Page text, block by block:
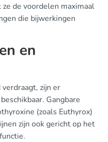
de voordelen maximaal
die bijwerkingen
en
zijn er
beschikbaar. Gangbare
(zoals Euthyrox)
zijn ook gericht op het